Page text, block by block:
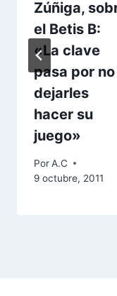
Zúñiga,
el Betis B:
«La clave
pasa por no
dejarles
hacer su
juego»
PorA.C
9 octubre, 2011